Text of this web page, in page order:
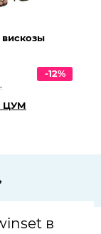
вискозы
-12%
ЦУМ
в